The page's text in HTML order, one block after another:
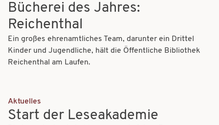
Bücherei des Jahres:
Reichenthal
Ein großes ehrenamtliches Team, darunter ein Drittel
Kinder und Jugendliche, hält die Öffentliche Bibliothek
Reichenthal am Laufen.
Aktuelles
Start der Leseakademie